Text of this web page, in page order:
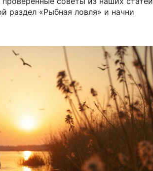
раздел «Рыбная ловля» и начни